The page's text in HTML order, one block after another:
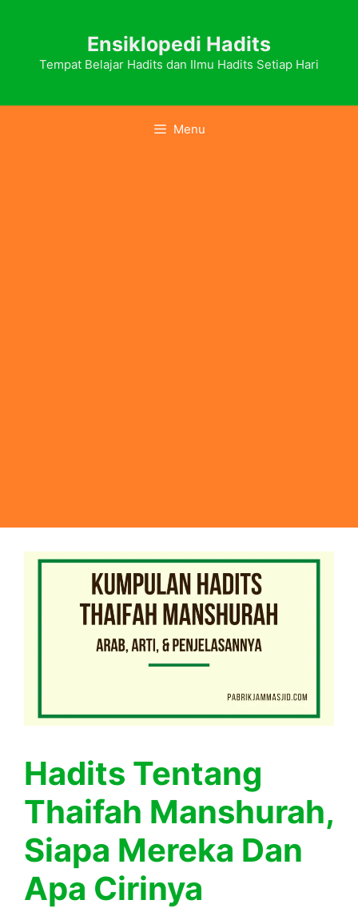
Ensiklopedi Hadits
Tempat Belajar Hadits dan Ilmu Hadits Setiap Hari
Menu
Hadits Tentang
Thaifah Manshurah,
Siapa Mereka Dan
Apa Cirinya